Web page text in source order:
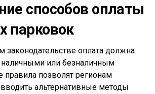
способов оплаты
парковок
оплата должна
наличными или безналичным
правила позволят регионам
альтернативные методы